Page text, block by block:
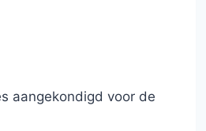
aangekondigd voor de